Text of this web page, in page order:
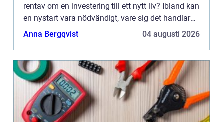
rentav om en investering till ett nytt liv? Ibland kan
en nystart vara nödvändigt, vare sig det handlar
om hemmet,...
Anna Bergqvist 04 augusti 2026